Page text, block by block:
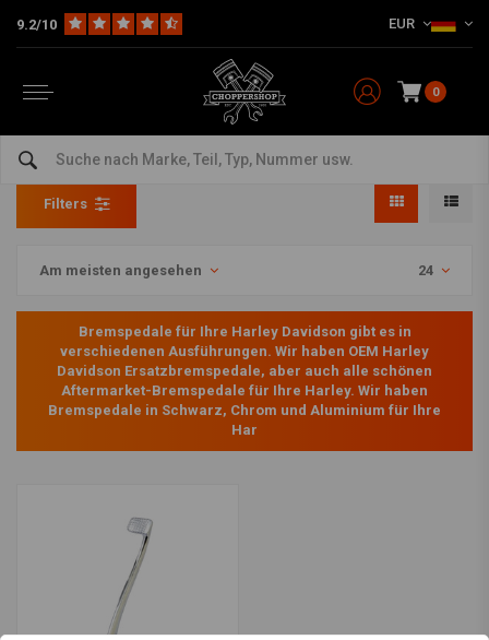
9.2/10 EUR
0
Bremspedale Harley
Home HD Forward Controls & Fussrastenanlagen
Filters
Am meisten angesehen 24
Bremspedale für Ihre Harley Davidson gibt es in
verschiedenen Ausführungen. Wir haben OEM Harley
Davidson Ersatzbremspedale, aber auch alle schönen
Aftermarket-Bremspedale für Ihre Harley. Wir haben
Bremspedale in Schwarz, Chrom und Aluminium für Ihre
Har